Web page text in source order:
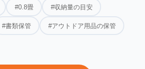
#0.8畳 #収納量の目安
#書類保管 #アウトドア用品の保管